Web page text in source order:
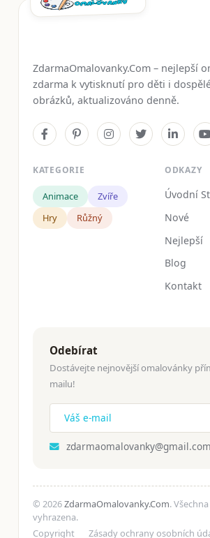
ZdarmaOmalovanky.Com – nejlepší
zdarma k vytisknutí pro děti i
obrázků, aktualizováno denně.
KATEGORIE
Animace
Zvíře
Hry
Růžný
ODKAZY
Úvodní
Nové
Nejlepší
Blog
Kontakt
Odebírat
Dostávejte nejnovější omalovánky
mailu!
zdarmaomalovanky@gmail.com
© 2026ZdarmaOmalovanky.Com.
vyhrazena.
Copyright
Zásady ochrany osobních